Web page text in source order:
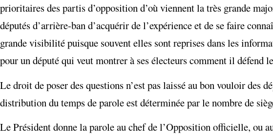
prioritaires des partis d’opposition d’où viennent la très grande
députés d’arrière-ban d’acquérir de l’expérience et de se faire
grande visibilité puisque souvent elles sont reprises dans les
pour un député qui veut montrer à ses électeurs comment il défend
Le droit de poser des questions n’est pas laissé au bon vouloir des
distribution du temps de parole est déterminée par le nombre de
Le Président donne la parole au chef de l’Opposition officielle, ou